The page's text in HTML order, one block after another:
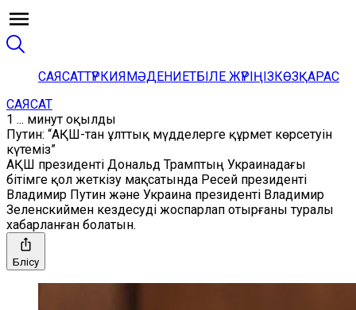
САЯСАТТҮРКИЯМӘДЕНИЕТБІЛЕ ЖҮРІҢІЗКӨЗҚАРАС
САЯСАТ
1 ... минут оқылды
Путин: “АҚШ-тан ұлттық мүдделерге құрмет көрсетуін
күтеміз”
АҚШ президенті Дональд Трамптың Украинадағы
бітімге қол жеткізу мақсатында Ресей президенті
Владимир Путин және Украина президенті Владимир
Зеленскиймен кездесуді жоспарлап отырғаны туралы
хабарланған болатын.
Бөлісу